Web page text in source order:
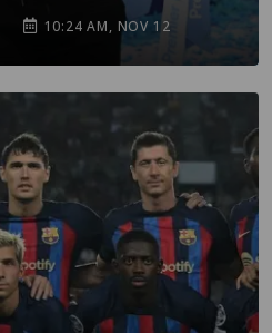
10:24 AM, NOV 12